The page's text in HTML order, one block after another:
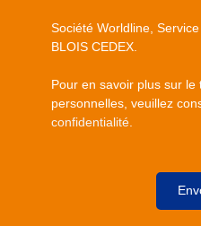
Société Worldline,
BLOIS CEDEX.
Pour en savoir plus sur
personnelles, veuillez
confidentialité